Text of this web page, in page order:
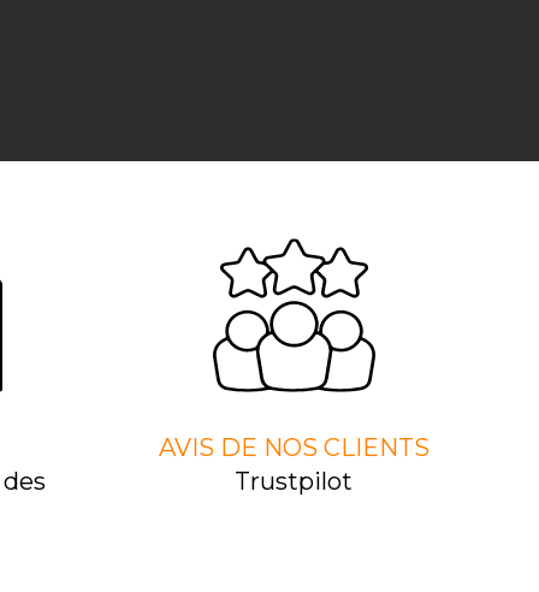
AVIS DE NOS CLIENTS
Trustpilot